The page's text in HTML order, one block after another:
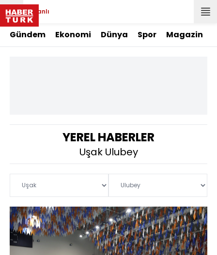
Canlı
Gündem Ekonomi Dünya Spor Magazin
YEREL HABERLER
Uşak Ulubey